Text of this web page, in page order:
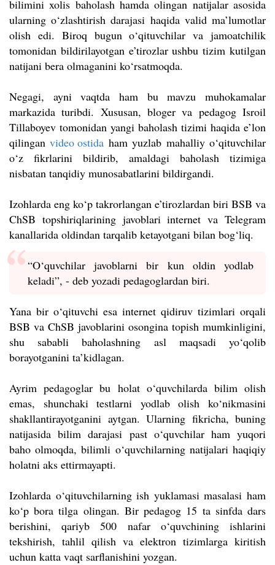
bilimini xolis baholash hamda olingan natijalar asosida
ularning o‘zlashtirish darajasi haqida valid ma’lumotlar
olish edi. Biroq bugun o‘qituvchilar va jamoatchilik
tomonidan bildirilayotgan e’tirozlar ushbu tizim kutilgan
natijani bera olmaganini ko‘rsatmoqda.
Negagi, ayni vaqtda ham bu mavzu muhokamalar
markazida turibdi. Xususan, bloger va pedagog Isroil
Tillaboyev tomonidan yangi baholash tizimi haqida e’lon
qilinganvideo ostida ham yuzlab mahalliy o‘qituvchilar
o‘z fikrlarini bildirib, amaldagi baholash tizimiga
nisbatan tanqidiy munosabatlarini bildirgandi.
Izohlarda eng ko‘p takrorlangan e’tirozlardan biri BSB va
ChSB topshiriqlarining javoblari internet va Telegram
kanallarida oldindan tarqalib ketayotgani bilan bog‘liq.
“O‘quvchilar javoblarni bir kun oldin yodlab
keladi”, - deb yozadi pedagoglardan biri.
Yana bir o‘qituvchi esa internet qidiruv tizimlari orqali
BSB va ChSB javoblarini osongina topish mumkinligini,
shu sababli baholashning asl maqsadi yo‘qolib
borayotganini ta’kidlagan.
Ayrim pedagoglar bu holat o‘quvchilarda bilim olish
emas, shunchaki testlarni yodlab olish ko‘nikmasini
shakllantirayotganini aytgan. Ularning fikricha, buning
natijasida bilim darajasi past o‘quvchilar ham yuqori
baho olmoqda, bilimli o‘quvchilarning natijalari haqiqiy
holatni aks ettirmayapti.
Izohlarda o‘qituvchilarning ish yuklamasi masalasi ham
ko‘p bora tilga olingan. Bir pedagog 15 ta sinfda dars
berishini, qariyb 500 nafar o‘quvchining ishlarini
tekshirish, tahlil qilish va elektron tizimlarga kiritish
uchun katta vaqt sarflanishini yozgan.